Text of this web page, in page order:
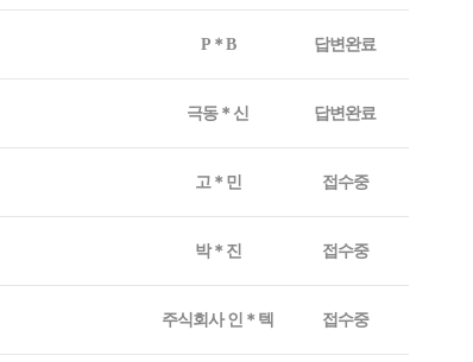
P＊B 답변완료
극동＊신 답변완료
고＊민 접수중
박＊진 접수중
주식회사 인＊텍 접수중